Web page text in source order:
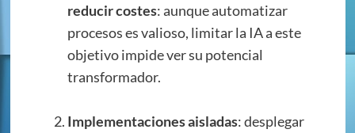
reducir costes: aunque automatizar
procesos es valioso, limitar la IA a este
objetivo impide ver su potencial
transformador.
Implementaciones aisladas: desplegar